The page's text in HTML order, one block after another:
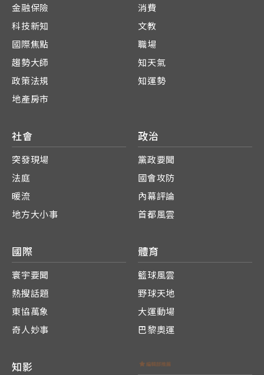
金融保險
科技新知
國際焦點
趨勢大師
政策法規
地產房市
消費
文教
職場
知天氣
知運勢
社會
突發現場
法庭
暖流
地方大小事
政治
黨政要聞
國會攻防
內幕評論
首都風雲
國際
寰宇要聞
熱搜話題
東協萬象
奇人妙事
體育
籃球風雲
野球天地
大運動場
巴黎奧運
知影